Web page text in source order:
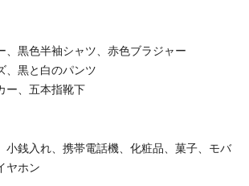
、黒色半袖シャツ、赤色ブラジャー
、黒と白のパンツ
ー、五本指靴下
小銭入れ、携帯電話機、化粧品、菓子、モバ
ヤホン